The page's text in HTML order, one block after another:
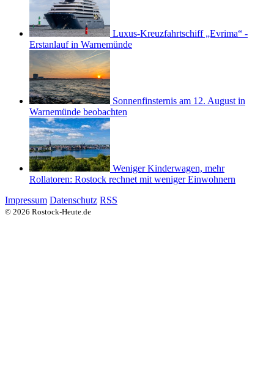
Luxus-Kreuzfahrtschiff „Evrima“ -
Erstanlauf in Warnemünde
Sonnenfinsternis am 12. August in
Warnemünde beobachten
Weniger Kinderwagen, mehr
Rollatoren: Rostock rechnet mit weniger Einwohnern
Impressum Datenschutz RSS
© 2026 Rostock-Heute.de